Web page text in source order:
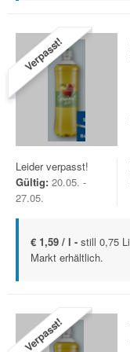
Verpasst!
Leider verpasst!
Gültig: 20.05. -
27.05.
€ 1,59 / l - still 0,75
Markt erhältlich.
Verpasst!